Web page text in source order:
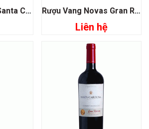
Rượu Vang Chile Santa Carolina Vistaña Sauvignon Blanc Rượu Vang Novas Gran Reserva Chardonnay Emiliana
Liên hệ